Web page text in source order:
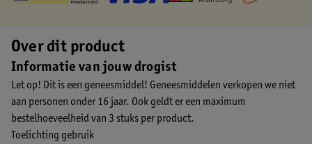
Over dit product
Informatie van jouw drogist
Let op! Dit is een geneesmiddel! Geneesmiddelen verkopen we niet
aan personen onder 16 jaar. Ook geldt er een maximum
bestelhoeveelheid van 3 stuks per product.
Toelichting gebruik